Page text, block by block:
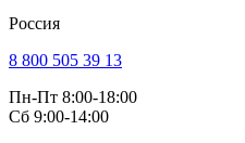
Россия
8 800 505 39 13
Пн-Пт 8:00-18:00
Сб 9:00-14:00